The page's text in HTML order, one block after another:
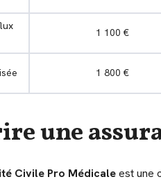
1 100 €
1 800 €
une
Civile Pro Médicaleest une